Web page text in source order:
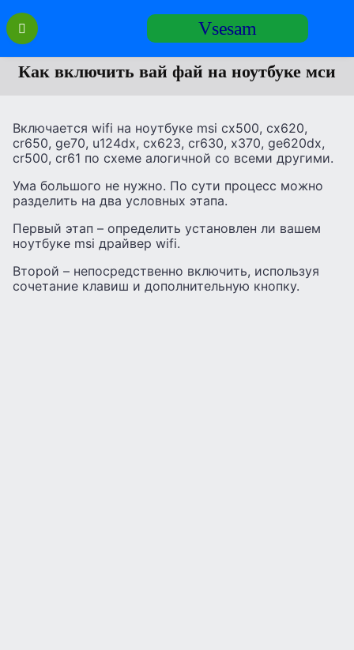
Перейти
содержанию
Vsesam
Как включить вай фай на ноутбуке мси
Включается wifi на ноутбуке msi cx500, cx620,
cr650, ge70, u124dx, cx623, cr630, x370, ge620dx,
cr500, cr61 по схеме алогичной со всеми другими.
Ума большого не нужно. По сути процесс можно
разделить на два условных этапа.
Первый этап – определить установлен ли вашем
ноутбуке msi драйвер wifi.
Второй – непосредственно включить, используя
сочетание клавиш и дополнительную кнопку.